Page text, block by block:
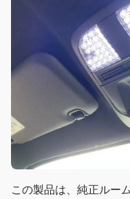
この製品は、純正ルー